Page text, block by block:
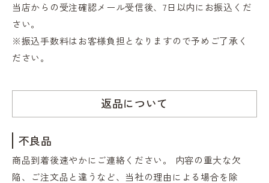
当店からの受注確認メール受信後、7日以内にお振込くだ
さい。
※振込手数料はお客様負担となりますので予めご了承く
ださい。
返品について
不良品
商品到着後速やかにご連絡ください。 内容の重大な欠
陥、ご注文品と違うなど、当社の理由による場合を除